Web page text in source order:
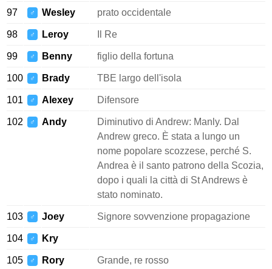
97 ♂ Wesley prato occidentale
98 ♂ Leroy Il Re
99 ♂ Benny figlio della fortuna
100 ♂ Brady TBE largo dell'isola
101 ♂ Alexey Difensore
102 ♂ Andy
Diminutivo di Andrew: Manly. Dal
Andrew greco. È stata a lungo un
nome popolare scozzese, perché S.
Andrea è il santo patrono della Scozia,
dopo i quali la città di St Andrews è
stato nominato.
103 ♂ Joey Signore sovvenzione propagazione
104 ♂ Kry
105 ♂ Rory Grande, re rosso